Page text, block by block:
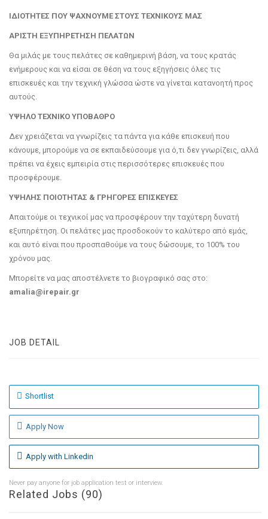
ΙΔΙΟΤΗΤΕΣ ΠΟΥ ΨΑΧΝΟΥΜΕ ΣΤΟΥΣ ΤΕΧΝΙΚΟΥΣ ΜΑΣ
ΑΡΙΣΤΗ ΕΞΥΠΗΡΕΤΗΣΗ ΠΕΛΑΤΩΝ
Θα μιλάς με τους πελάτες σε καθημερινή βάση, να τους κρατάς
ενήμερους και να είσαι σε θέση να τους εξηγήσεις όλες τις
επισκευές και την τεχνική γλώσσα ώστε να γίνεται κατανοητή προς
αυτούς.
ΥΨΗΛΟ ΤΕΧΝΙΚΟ ΥΠΟΒΑΘΡΟ
Δεν χρειάζεται να γνωρίζεις τα πάντα για κάθε επισκευή που
κάνουμε, μπορούμε να σε εκπαιδεύσουμε για ό,τι δεν γνωρίζεις, αλλά
πρέπει να έχεις εμπειρία στις περισσότερες επισκευές που
προσφέρουμε.
ΥΨΗΛΗΣ ΠΟΙΟΤΗΤΑΣ & ΓΡΗΓΟΡΕΣ ΕΠΙΣΚΕΥΕΣ
Απαιτούμε οι τεχνικοί μας να προσφέρουν την ταχύτερη δυνατή
εξυπηρέτηση. Οι πελάτες μας προσδοκούν το καλύτερο από εμάς,
και αυτό είναι που προσπαθούμε να τους δώσουμε, το 100% του
χρόνου μας.
Μπορείτε να μας αποστέλνετε το βιογραφικό σας στο:
amalia@irepair.gr
JOB DETAIL
Shortlist
Apply Now
Apply with Linkedin
Never pay anyone for job application test or interview.
Related Jobs (90)